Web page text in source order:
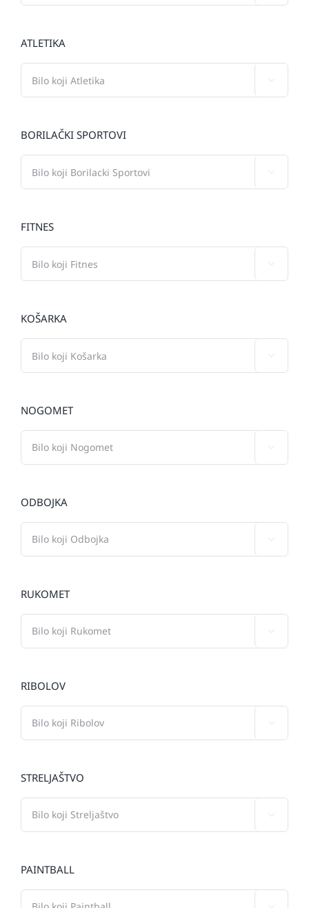
ATLETIKA
BORILAČKI SPORTOVI
FITNES
KOŠARKA
NOGOMET
ODBOJKA
RUKOMET
RIBOLOV
STRELJAŠTVO
PAINTBALL